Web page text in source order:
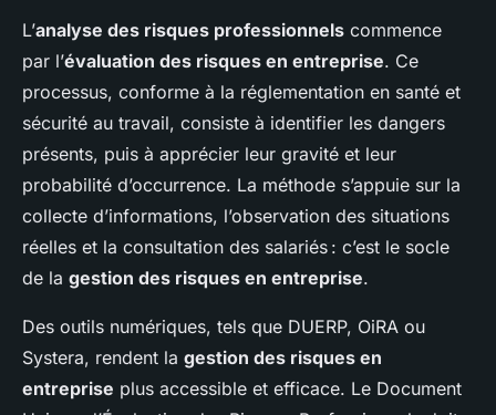
L’analyse des risques professionnels commence
par l’évaluation des risques en entreprise. Ce
processus, conforme à la réglementation en santé et
sécurité au travail, consiste à identifier les dangers
présents, puis à apprécier leur gravité et leur
probabilité d’occurrence. La méthode s’appuie sur la
collecte d’informations, l’observation des situations
réelles et la consultation des salariés : c’est le socle
de la gestion des risques en entreprise.
Des outils numériques, tels que DUERP, OiRA ou
Systera, rendent la gestion des risques en
entreprise plus accessible et efficace. Le Document